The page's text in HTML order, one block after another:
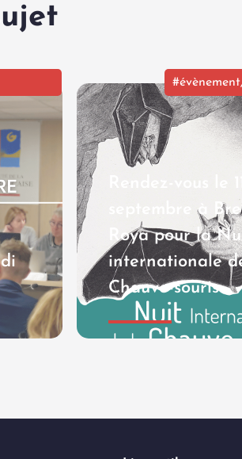
#évènement,
Rendez-vous le 11
septembre à
Roya pour la
internationale
Chauve-souris